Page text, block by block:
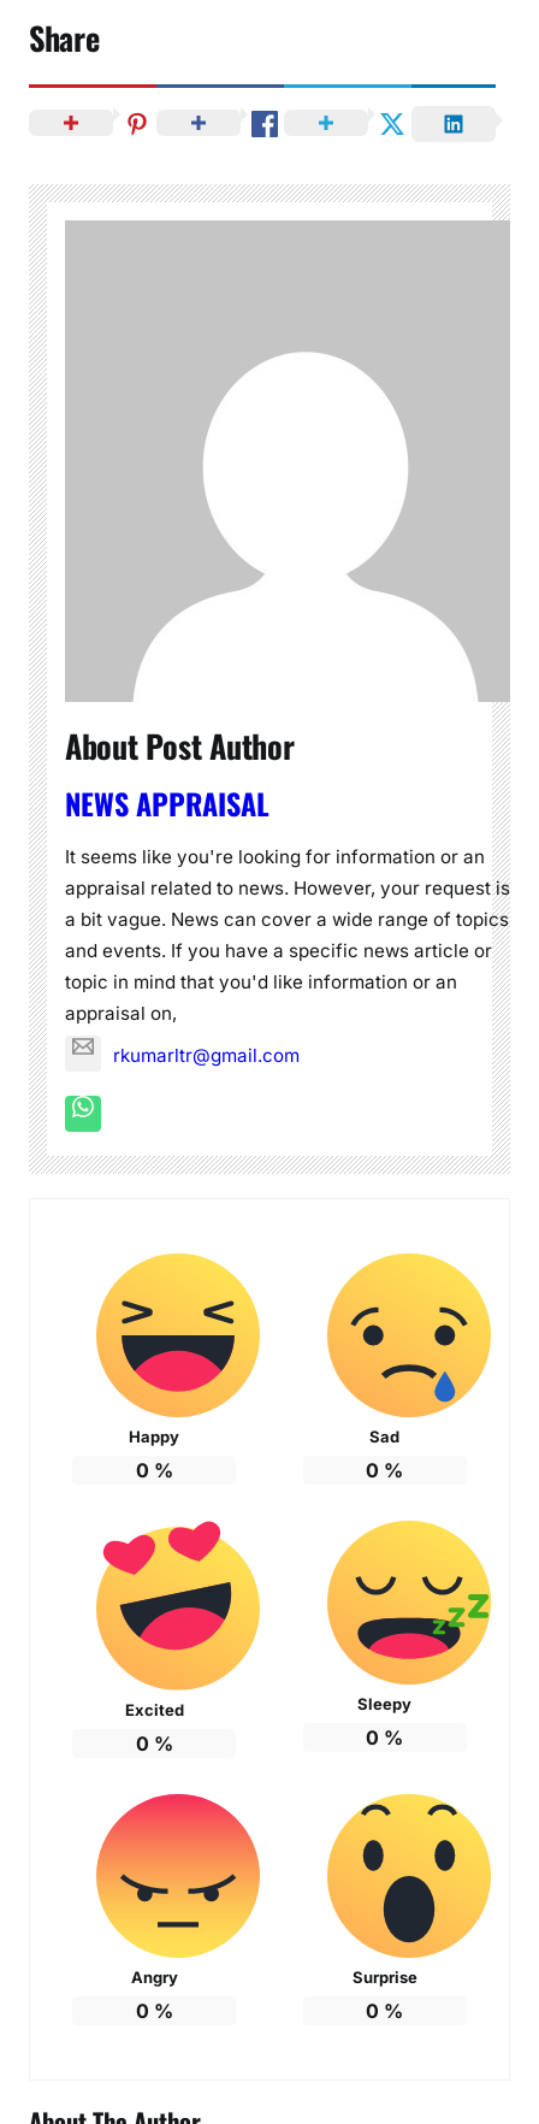
Share
About Post Author
NEWS APPRAISAL
It seems like you're looking for information or an
appraisal related to news. However, your request is
a bit vague. News can cover a wide range of topics
and events. If you have a specific news article or
topic in mind that you'd like information or an
appraisal on,
rkumarltr@gmail.com
Happy
0 %
Sad
0 %
Excited
0 %
Sleepy
0 %
Angry
0 %
Surprise
0 %